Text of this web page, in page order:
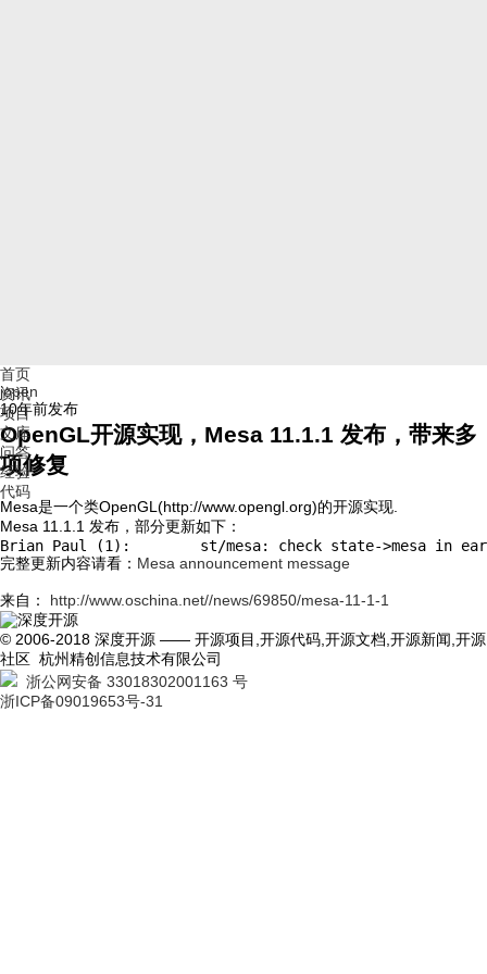
首页
资讯
项目
文库
问答
经验
代码
jopen
10年前发布
OpenGL开源实现，Mesa 11.1.1 发布，带来多
项修复
Mesa是一个类OpenGL(http://www.opengl.org)的开源实现.
Mesa 11.1.1 发布，部分更新如下：
Brian Paul (1):        st/mesa: check state->mesa in
完整更新内容请看： Mesa announcement message
来自： http://www.oschina.net//news/69850/mesa-11-1-1
© 2006-2018 深度开源 —— 开源项目,开源代码,开源文档,开源新闻,开源
社区 杭州精创信息技术有限公司
浙公网安备 33018302001163 号
浙ICP备09019653号-31